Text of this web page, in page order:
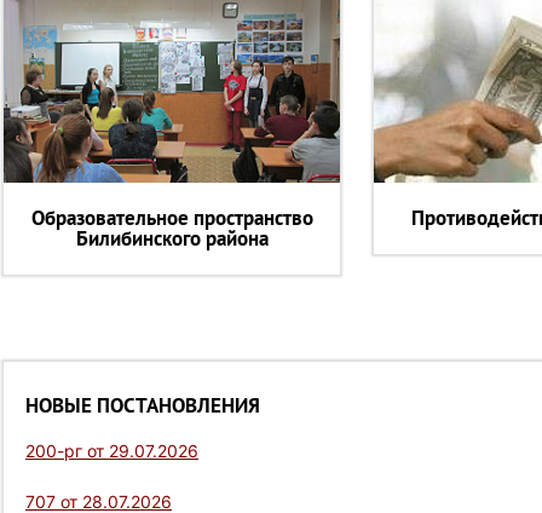
Образовательное пространство
Билибинского района
НОВЫЕ ПОСТАНОВЛЕНИЯ
200-рг от 29.07.2026
707 от 28.07.2026